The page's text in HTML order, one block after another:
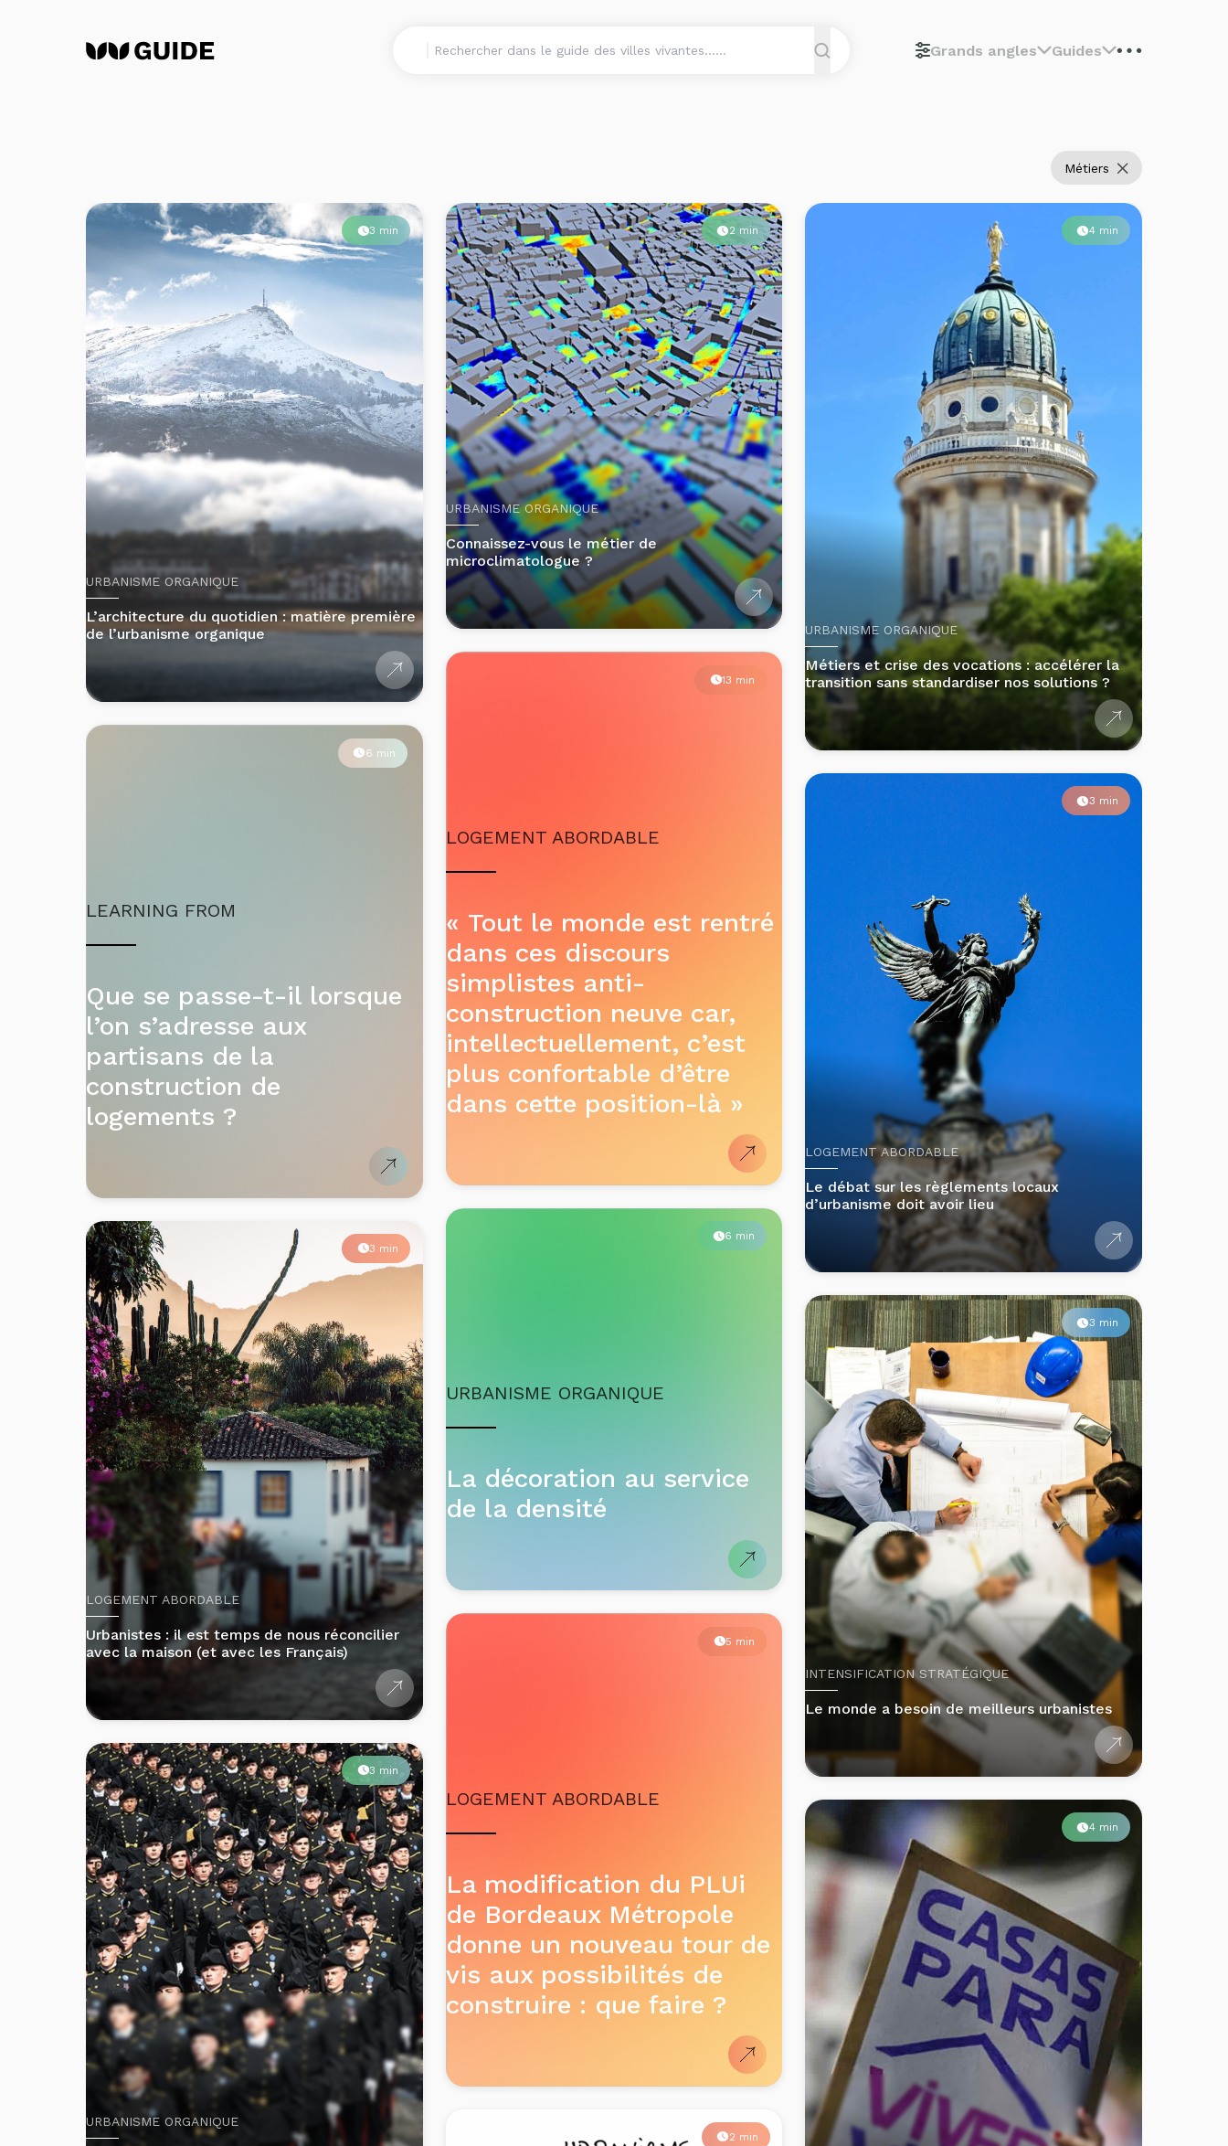
Grands angles Guides
Métiers
3 min
URBANISME ORGANIQUE
L’architecture du quotidien : matière première
de l’urbanisme organique
2 min
URBANISME ORGANIQUE
Connaissez-vous le métier de
microclimatologue ?
4 min
URBANISME ORGANIQUE
Métiers et crise des vocations : accélérer la
transition sans standardiser nos solutions ?
13 min
LOGEMENT ABORDABLE
« Tout le monde est rentré
dans ces discours
simplistes anti-
construction neuve car,
intellectuellement, c’est
plus confortable d’être
dans cette position-là »
6 min
LEARNING FROM
Que se passe-t-il lorsque
l’on s’adresse aux
partisans de la
construction de
logements ?
3 min
LOGEMENT ABORDABLE
Le débat sur les règlements locaux
d’urbanisme doit avoir lieu
6 min
URBANISME ORGANIQUE
La décoration au service
de la densité
3 min
LOGEMENT ABORDABLE
Urbanistes : il est temps de nous réconcilier
avec la maison (et avec les Français)
3 min
INTENSIFICATION STRATÉGIQUE
Le monde a besoin de meilleurs urbanistes
5 min
LOGEMENT ABORDABLE
La modification du PLUi
de Bordeaux Métropole
donne un nouveau tour de
vis aux possibilités de
construire : que faire ?
3 min
URBANISME ORGANIQUE
4 min
2 min